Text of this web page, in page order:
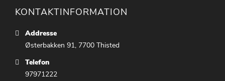
KONTAKTINFORMATION
Addresse
Østerbakken 91, 7700 Thisted
Telefon
97971222